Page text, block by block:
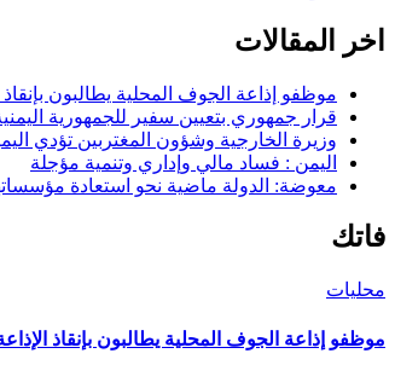
اخر المقالات
موظفو إذاعة الجوف المحلية يطالبون
قرار جمهوري بتعيين سفير للجمهورية
وزيرة الخارجية وشؤون المغتربين تؤدي
اليمن : فساد مالي وإداري وتنمية مؤجلة
معوضة: الدولة ماضية نحو استعادة
فاتك
محليات
موظفو إذاعة الجوف المحلية يطالبون بإنقاذ